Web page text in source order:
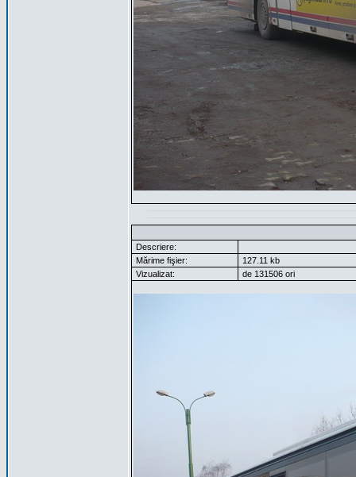
Descriere:
Mărime fişier:
127.11 kb
Vizualizat:
de 131506 ori